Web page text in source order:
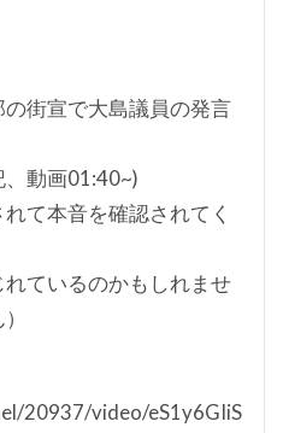
街宣で大島議員の発言
動画01:40~)
て本音を確認されてく
れているのかもしれませ
20937/video/eS1y6GIiS